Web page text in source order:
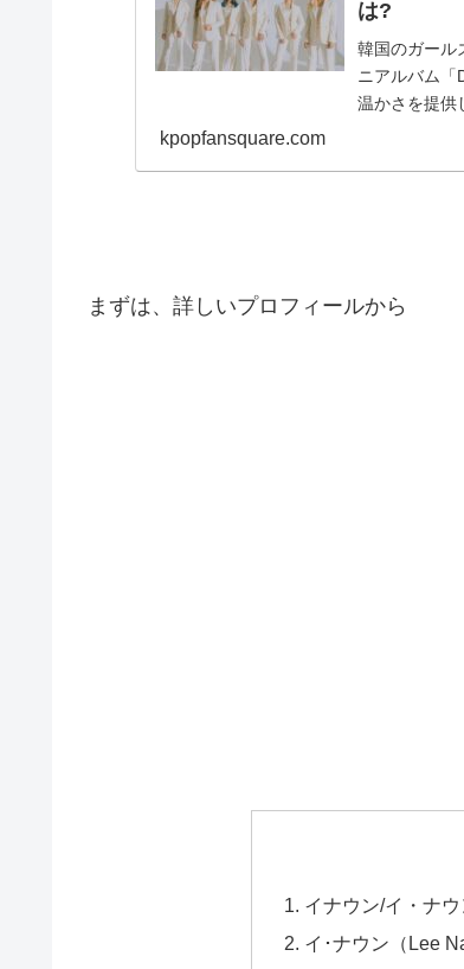
は?
韓国のガール
ニアルバム「
温かさを提供
kpopfansquare.com
まずは、詳しいプロフィールから
イナウン/イ・ナ
イ･ナウン（Lee